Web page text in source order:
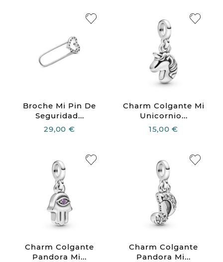
Broche Mi Pin De
Seguridad...
29,00 €
Charm Colgante Mi
Unicornio...
15,00 €
Charm Colgante
Pandora Mi...
Charm Colgante
Pandora Mi...